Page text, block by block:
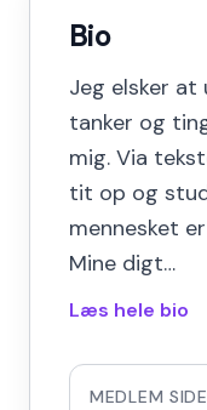
Bio
Jeg elsker at
tanker og
mig. Via
tit op og
mennesket
Mine digt…
Læs hele bio
MEDLEM